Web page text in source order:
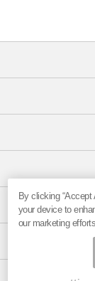
By clicking
your device to
our marketing